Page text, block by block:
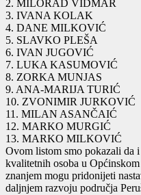
2. MILORAD VIDMAR
3. IVANA KOLAK
4. DANE MILKOVIĆ
5. SLAVKO PLEŠA
6. IVAN JUGOVIĆ
7. LUKA KASUMOVIĆ
8. ZORKA MUNJAS
9. ANA-MARIJA TURIĆ
10. ZVONIMIR JURKOVIĆ
11. MILAN ASANČAIĆ
12. MARKO MURGIĆ
13. MARKO MILKOVIĆ
Ovom listom smo pokazali da
kvalitetnih osoba u
znanjem mogu pridonijeti
daljnjem razvoju područja